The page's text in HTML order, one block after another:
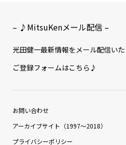
– ♪MitsuKenメール配信 –
光田健一最新情報をメール配信い
ご登録フォームはこちら♪
お問い合わせ
アーカイブサイト（1997〜2018）
プライバシーポリシー